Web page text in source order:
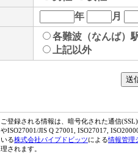
年 月
各難波（なんば）
上記以外
ご登録される情報は、暗号化された通信
やISO27001/JIS Q 27001, ISO27017,
いる株式会社パイプドビッツによる情報管理
理されます。